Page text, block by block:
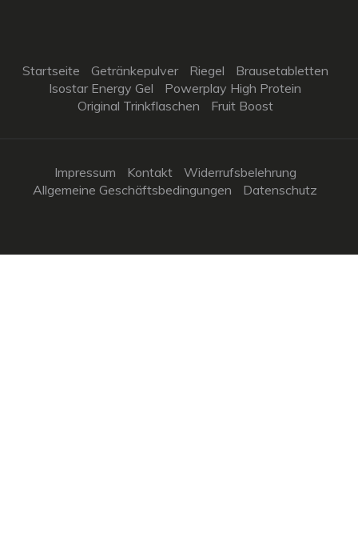
Startseite Getränkepulver Riegel
Brausetabletten
Isostar Energy Gel
Powerplay High Protein
Original Trinkflaschen
Fruit Boost
Impressum Kontakt
Widerrufsbelehrung
Allgemeine Geschäftsbedingungen
Datenschutz